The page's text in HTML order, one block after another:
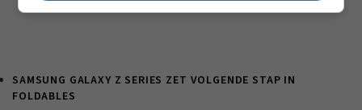
SAMSUNG GALAXY Z SERIES ZET VOLGENDE STAP IN
FOLDABLES